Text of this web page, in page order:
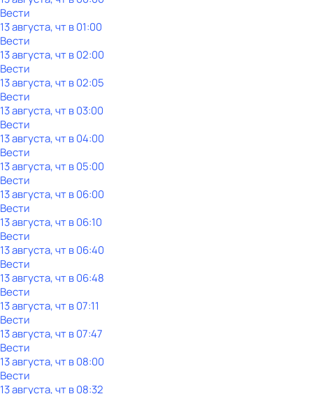
Вести
13 августа, чт в 01:00
Вести
13 августа, чт в 02:00
Вести
13 августа, чт в 02:05
Вести
13 августа, чт в 03:00
Вести
13 августа, чт в 04:00
Вести
13 августа, чт в 05:00
Вести
13 августа, чт в 06:00
Вести
13 августа, чт в 06:10
Вести
13 августа, чт в 06:40
Вести
13 августа, чт в 06:48
Вести
13 августа, чт в 07:11
Вести
13 августа, чт в 07:47
Вести
13 августа, чт в 08:00
Вести
13 августа, чт в 08:32